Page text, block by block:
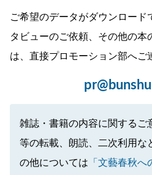
ご希望のデータがダウンロード
タビューのご依頼、その他の本
は、直接プロモーション部へご
雑誌・書籍の内容に関するご
等の転載、朗読、二次利用な
の他については 「文藝春秋へ